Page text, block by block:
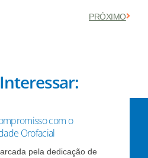
PRÓXIMO
com o
Orofacial
pela dedicação de